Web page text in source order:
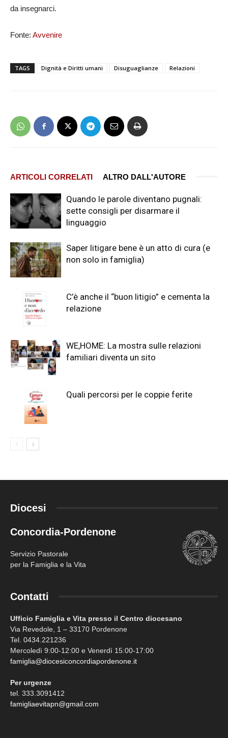
da insegnarci.
Fonte: Avvenire
TAGS Dignità e Diritti umani Disuguaglianze Relazioni
ARTICOLI CORRELATI ALTRO DALL'AUTORE
Quando le parole diventano pugnali:
sette consigli per disarmare il
linguaggio
Saper litigare bene è un atto di cura (e
non solo in famiglia)
C’è anche il “buon litigio” e cementa la
relazione
WE,HOME: La mostra sulle relazioni
familiari diventa un sito
Quali percorsi per le coppie ferite
Diocesi
Concordia-Pordenone
Servizio Pastorale
per la Famiglia e la Vita
Contatti
Ufficio Famiglia e Vita presso il Centro diocesano
Via Revedole, 1 – 33170 Pordenone
Tel. 0434.221236
Mercoledì 9:00-12:00 e Venerdì 15:00-17:00
famiglia@diocesiconcordiapordenone.it
Per urgenze
tel. 333.3091412
famigliaevitapn@gmail.com